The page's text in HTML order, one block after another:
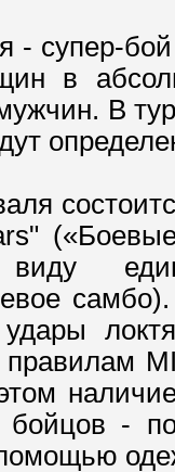
- супер-
в
В
виду
правилам
бойцов -